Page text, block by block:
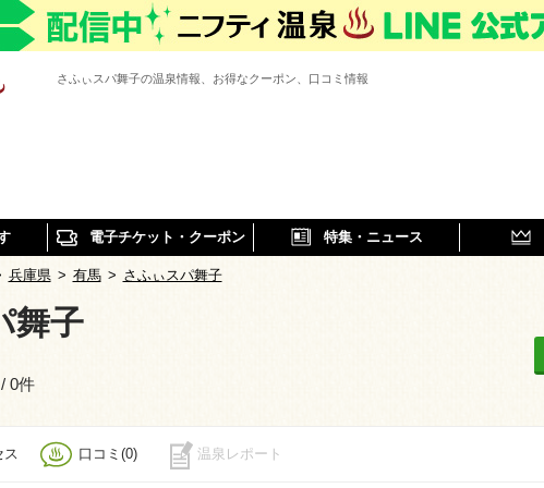
さふぃスパ舞子の温泉情報、お得なクーポン、口コミ情報
電子チケット・クーポン 特集・ニュース
兵庫県 > 有馬 > さふぃスパ舞子
舞子
/ 0件
ス 口コミ(0) 温泉レポート